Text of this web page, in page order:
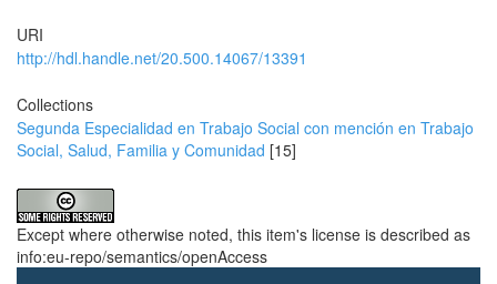
URI
http://hdl.handle.net/20.500.14067/13391
Collections
Segunda Especialidad en Trabajo Social con mención en Trabajo
Social, Salud, Familia y Comunidad [15]
Except where otherwise noted, this item's license is described as
info:eu-repo/semantics/openAccess